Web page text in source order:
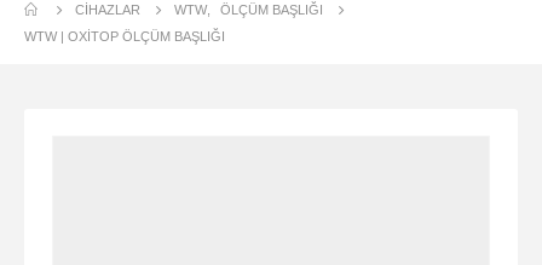
CIHAZLAR WTW
ÖLÇÜM BAŞLIĞI
WTW | OXITOP ÖLÇÜM BAŞLIĞI